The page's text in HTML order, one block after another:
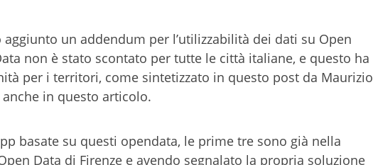
un addendum per l’utilizzabilità dei dati su Open
non è stato scontato per tutte le città italiane, e questo ha
per i territori, come sintetizzato in questo post da Maurizio
in questo articolo.
basate su questi opendata, le prime tre sono già nella
Data di Firenze e avendo segnalato la propria soluzione